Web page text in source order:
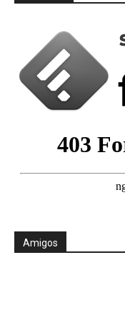
Amigos